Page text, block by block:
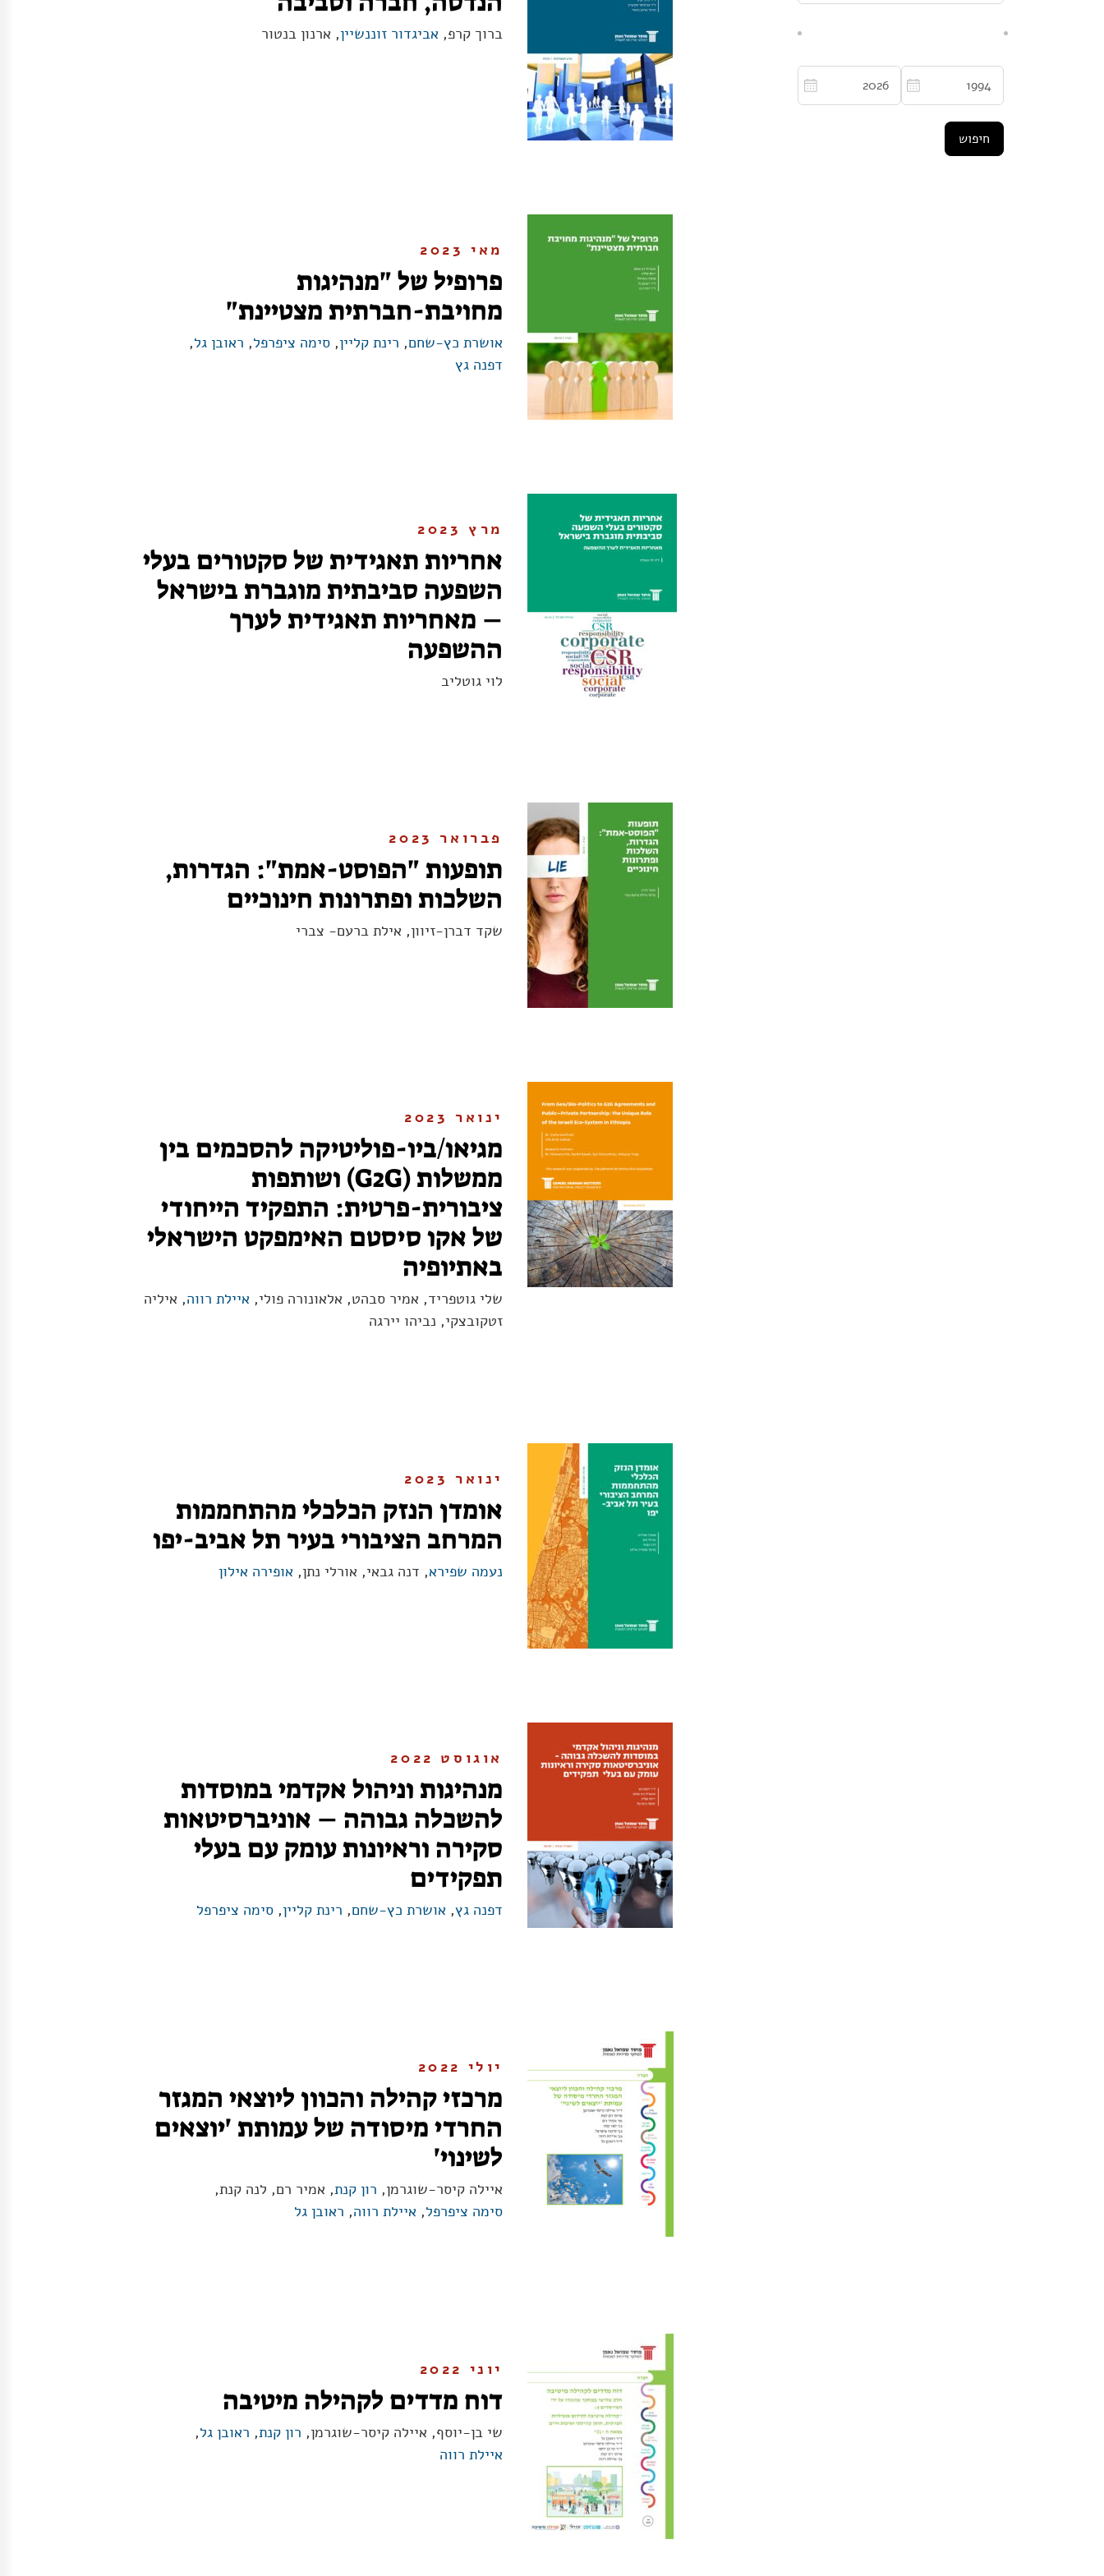
ברוך קרפ, אביגדור זוננשיין, ארנון בנטור
מאי 2023
פרופיל של "מנהיגות
מחויבת-חברתית מצטיינת"
אושרת כץ-שחם, רינת קליין, סימה ציפרפל, ראובן גל,
דפנה גץ
מרץ 2023
אחריות תאגידית של סקטורים בעלי
השפעה סביבתית מוגברת בישראל
– מאחריות תאגידית לערך
ההשפעה
לוי גוטליב
פברואר 2023
תופעות "הפוסט-אמת": הגדרות,
השלכות ופתרונות חינוכיים
שקד דברן-זיוון, אילת ברעם- צברי
ינואר 2023
מגיאו/ביו-פוליטיקה להסכמים בין
ממשלות (G2G) ושותפות
ציבורית-פרטית: התפקיד הייחודי
של אקו סיסטם האימפקט הישראלי
באתיופיה
שלי גוטפריד, אמיר סבהט, אלאונורה פולי, איילת רווה, איליה
זטקובצקי, נביהו יירגה
ינואר 2023
אומדן הנזק הכלכלי מהתחממות
המרחב הציבורי בעיר תל אביב-יפו
נעמה שפירא, דנה גבאי, אורלי נתן, אופירה אילון
אוגוסט 2022
מנהיגות וניהול אקדמי במוסדות
להשכלה גבוהה – אוניברסיטאות
סקירה וראיונות עומק עם בעלי
תפקידים
דפנה גץ, אושרת כץ-שחם, רינת קליין, סימה ציפרפל
יולי 2022
מרכזי קהילה והכוון ליוצאי המגזר
החרדי מיסודה של עמותת 'יוצאים
לשינוי'
איילה קיסר-שוגרמן, רון קנת, אמיר רם, לנה קנת,
סימה ציפרפל, איילת רווה, ראובן גל
יוני 2022
דוח מדדים לקהילה מיטיבה
שי בן-יוסף, איילה קיסר-שוגרמן, רון קנת, ראובן גל,
איילת רווה